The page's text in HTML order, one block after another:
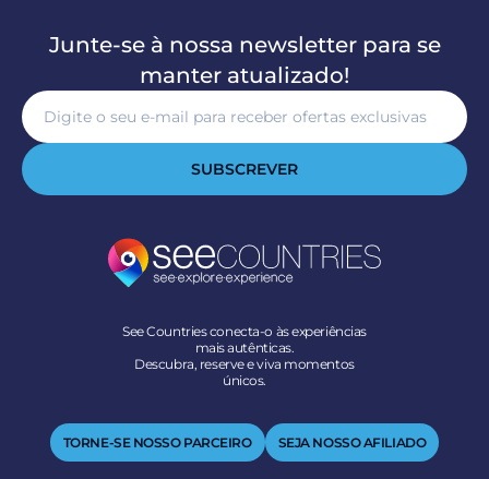
Junte-se à nossa newsletter para se
manter atualizado!
SUBSCREVER
See Countries conecta-o às experiências
mais autênticas.
Descubra, reserve e viva momentos
únicos.
TORNE-SE NOSSO PARCEIRO SEJA NOSSO AFILIADO